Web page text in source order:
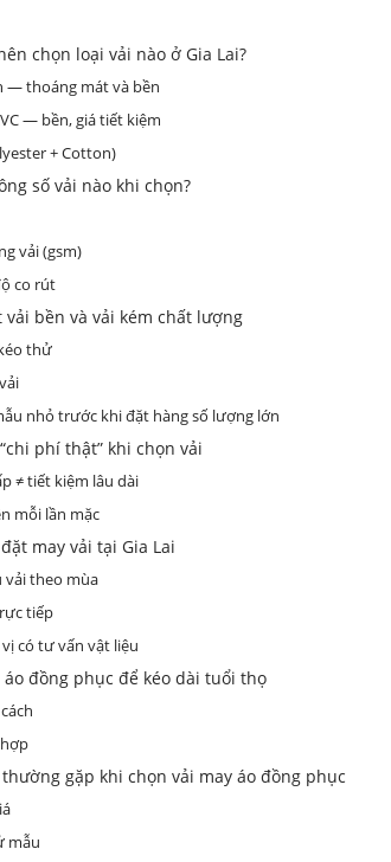
chọn loại vải nào ở Gia Lai?
— thoáng mát và bền
— bền, giá tiết kiệm
+ Cotton)
số vải nào khi chọn?
vải (gsm)
co rút
vải bền và vải kém chất lượng
thử
nhỏ trước khi đặt hàng số lượng lớn
phí thật” khi chọn vải
≠ tiết kiệm lâu dài
mỗi lần mặc
may vải tại Gia Lai
vải theo mùa
tiếp
có tư vấn vật liệu
áo đồng phục để kéo dài tuổi thọ
gặp khi chọn vải may áo đồng phục
mẫu